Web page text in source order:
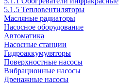
5.1.5 Тепловентиляторы
Масляные радиаторы
Насосное оборудование
Автоматика
Насосные станции
Гидроаккумуляторы
Поверхностные насосы
Вибрационные насосы
Дренажные насосы